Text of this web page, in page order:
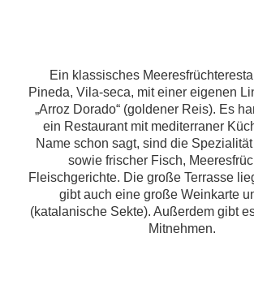
Ein klassisches
Pineda, Vila-seca, mit einer eigenen
„Arroz Dorado“ (goldener Reis). Es
ein Restaurant mit mediterraner
Name schon sagt, sind die
sowie frischer Fisch,
Fleischgerichte. Die große Terrasse
gibt auch eine große Weinkarte
(katalanische Sekte). Außerdem gibt
Mitnehmen.